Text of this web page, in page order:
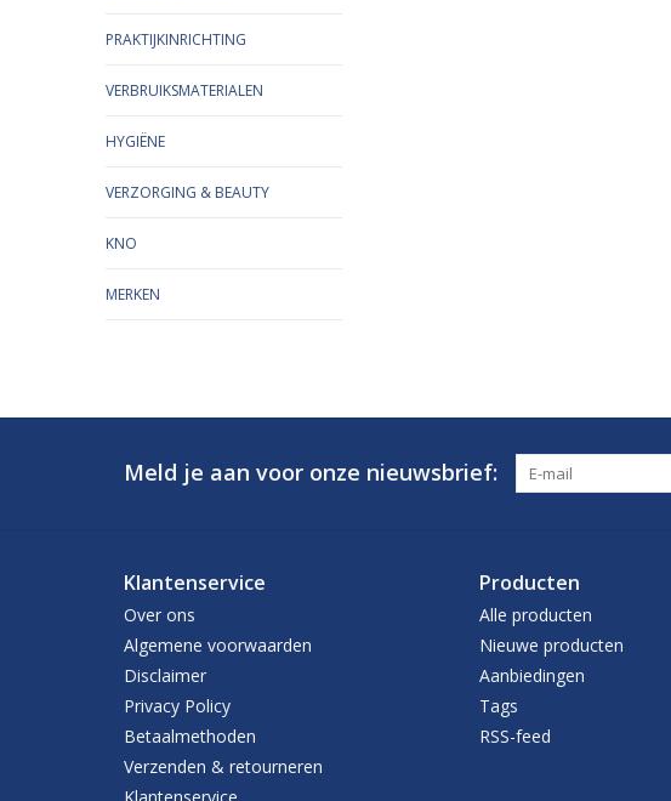
PRAKTIJKINRICHTING
VERBRUIKSMATERIALEN
HYGIËNE
VERZORGING & BEAUTY
KNO
MERKEN
Meld je aan voor onze nieuwsbrief:
Klantenservice
Over ons
Algemene voorwaarden
Disclaimer
Privacy Policy
Betaalmethoden
Verzenden & retourneren
Producten
Alle producten
Nieuwe producten
Aanbiedingen
Tags
RSS-feed